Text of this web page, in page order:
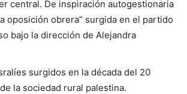
central. De inspiración autogestionaria
oposición obrera” surgida en el partido
bajo la dirección de Alejandra
surgidos en la década del 20
la sociedad rural palestina.